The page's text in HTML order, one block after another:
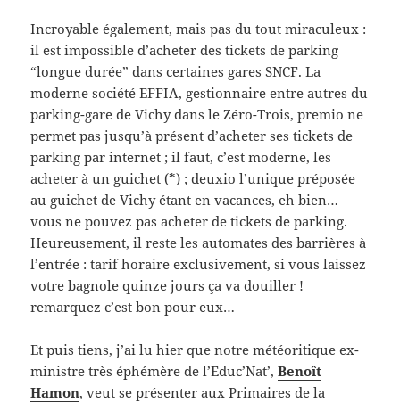
Incroyable également, mais pas du tout miraculeux :
il est impossible d’acheter des tickets de parking
“longue durée” dans certaines gares SNCF. La
moderne société EFFIA, gestionnaire entre autres du
parking-gare de Vichy dans le Zéro-Trois, premio ne
permet pas jusqu’à présent d’acheter ses tickets de
parking par internet ; il faut, c’est moderne, les
acheter à un guichet (*) ; deuxio l’unique préposée
au guichet de Vichy étant en vacances, eh bien…
vous ne pouvez pas acheter de tickets de parking.
Heureusement, il reste les automates des barrières à
l’entrée : tarif horaire exclusivement, si vous laissez
votre bagnole quinze jours ça va douiller !
remarquez c’est bon pour eux…
Et puis tiens, j’ai lu hier que notre météoritique ex-
ministre très éphémère de l’Educ’Nat’,Benoît
Hamon, veut se présenter aux Primaires de la